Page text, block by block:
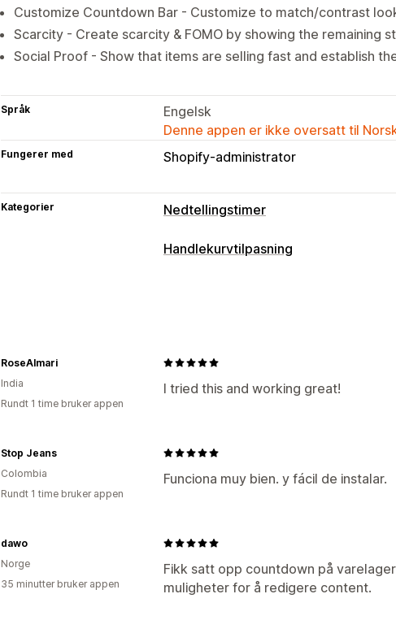
Customize Countdown Bar - Customize to match/contrast
Scarcity - Create scarcity & FOMO by showing the remaining
Social Proof - Show that items are selling fast and establish
Språk
Engelsk
Denne appen er ikke oversatt til
Fungerer med Shopify-administrator
Kategorier Nedtellingstimer
Visningsalternativer
Tidtakertype
Daglige tilbud Lynsalg
Handlekurvtilpasning
I tried this and working great!
RoseAlmari
India
Rundt 1 time bruker appen
Funciona muy bien. y fácil de instalar.
Stop Jeans
Colombia
Rundt 1 time bruker appen
Fikk satt opp countdown på
muligheter for å redigere content.
dawo
Norge
35 minutter bruker appen